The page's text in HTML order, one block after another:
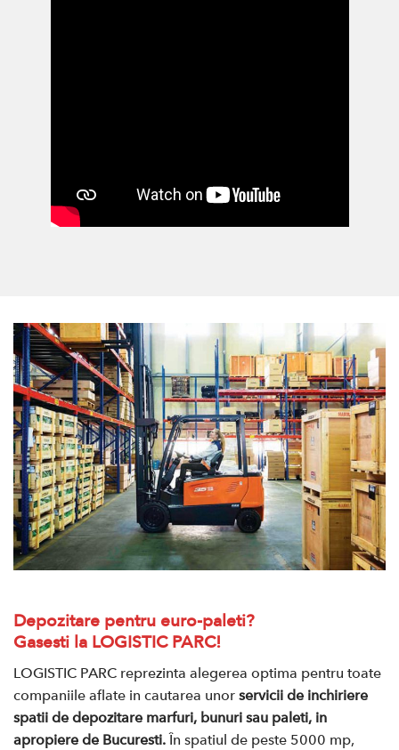
Depozitare pentru euro-paleti?
Gasesti la LOGISTIC PARC!
LOGISTIC PARC reprezinta alegerea optima pentru toate
companiile aflate in cautarea unor servicii de inchiriere
spatii de depozitare marfuri, bunuri sau paleti, in
apropiere de Bucuresti.În spatiul de peste 5000 mp,